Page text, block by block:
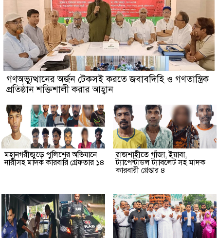
গণঅভ্যুত্থানের অর্জন টেকসই করতে জবাবদিহি ও গণতান্ত্রিক
প্রতিষ্ঠান শক্তিশালী করার আহ্বান
মহানগরীজুড়ে পুলিশের অভিযানে
নারীসহ মাদক কারবারি গ্রেফতার ১৪
রাজশাহীতে গাঁজা, ইয়াবা,
ট্যাপেন্টাডল ট্যাবলেট সহ মাদক
কারবারী গ্রেপ্তার ৪